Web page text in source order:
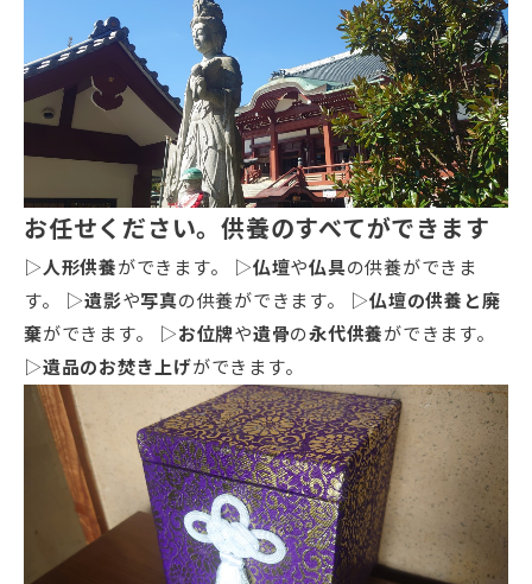
お任せください。供養のすべてができます
▷人形供養ができます。 ▷仏壇や仏具の供養ができま
す。 ▷遺影や写真の供養ができます。 ▷仏壇の供養と廃
棄ができます。 ▷お位牌や遺骨の永代供養ができます。
▷遺品のお焚き上げができます。